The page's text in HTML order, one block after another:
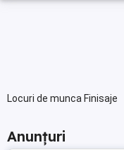
Locuri de munca Finisaje
Anunțuri